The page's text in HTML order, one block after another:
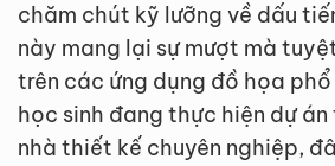
chăm chút kỹ lưỡng về dấu
này mang lại sự mượt mà
trên các ứng dụng đồ họa phổ
học sinh đang thực hiện dự
nhà thiết kế chuyên nghiệp,